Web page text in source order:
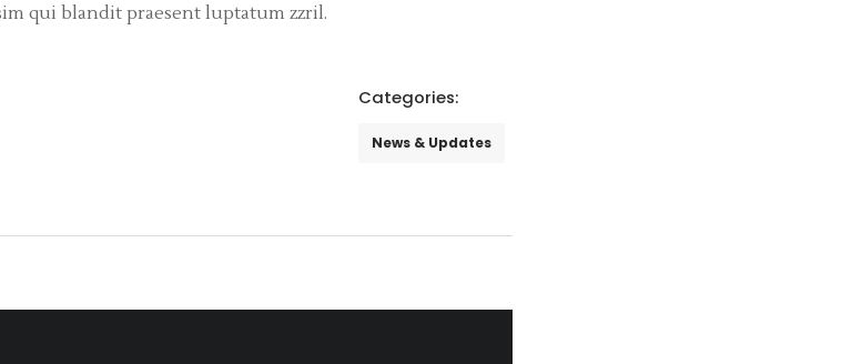
qui blandit praesent luptatum zzril.
Categories:
News & Updates